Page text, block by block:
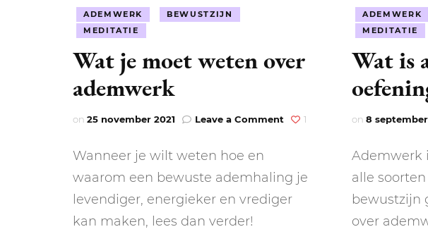
ADEMWERK
BEWUSTZIJN
MEDITATIE
Wat je moet weten over
ademwerk
on 25 november 2021 Leave a Commenton
weten
ademwerk
1
Wanneer je wilt weten hoe en
waarom een bewuste ademhaling je
levendiger, energieker en vrediger
kan maken, lees dan verder!
ADEMWERK
MEDITATIE
Wat is
on8 september
Ademwerk
alle
bewustzijn
over